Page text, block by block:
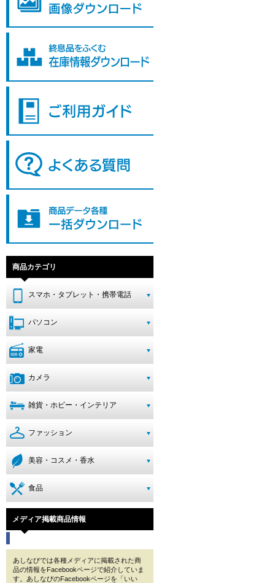
商品カテゴリ
スマホ・タブレット・携帯電話
パソコン
家電
カメラ
雑貨・ホビー・インテリア
ファッション
美容・コスメ・香水
食品
メディア掲載商品情報
あしなびでは各種メディアに掲載された商
品の情報をFacebookページで紹介していま
す。あしなびのFacebookページを「いい